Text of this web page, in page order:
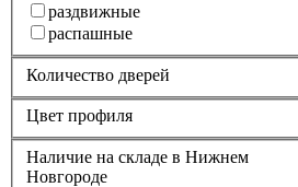
раздвижные
распашные
Количество дверей
Цвет профиля
Наличие на складе в Нижнем
Новгороде